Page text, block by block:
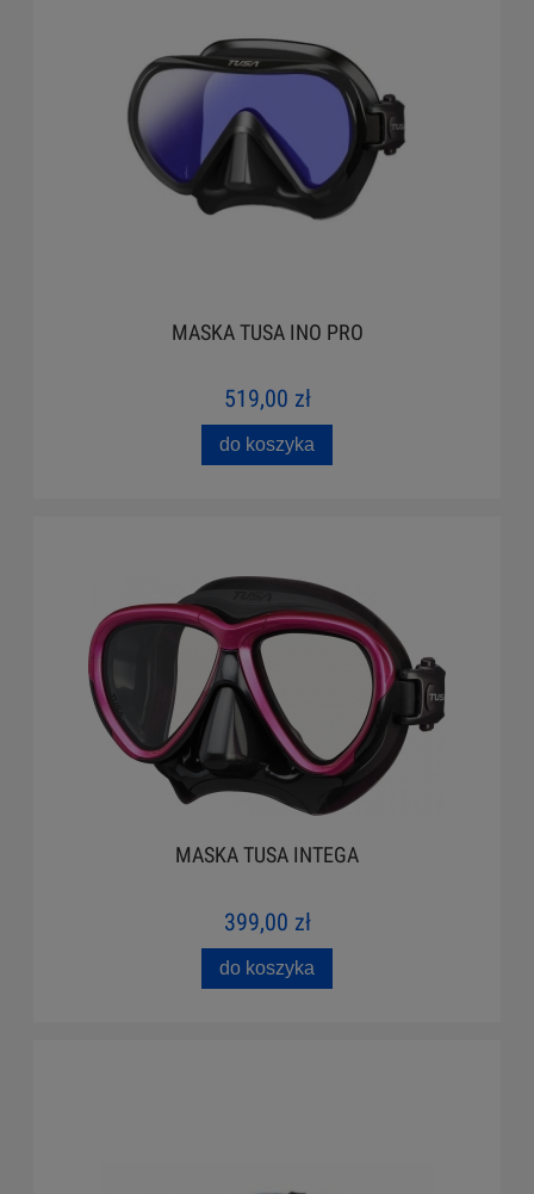
MASKA TUSA INO PRO
519,00 zł
do koszyka
MASKA TUSA INTEGA
399,00 zł
do koszyka